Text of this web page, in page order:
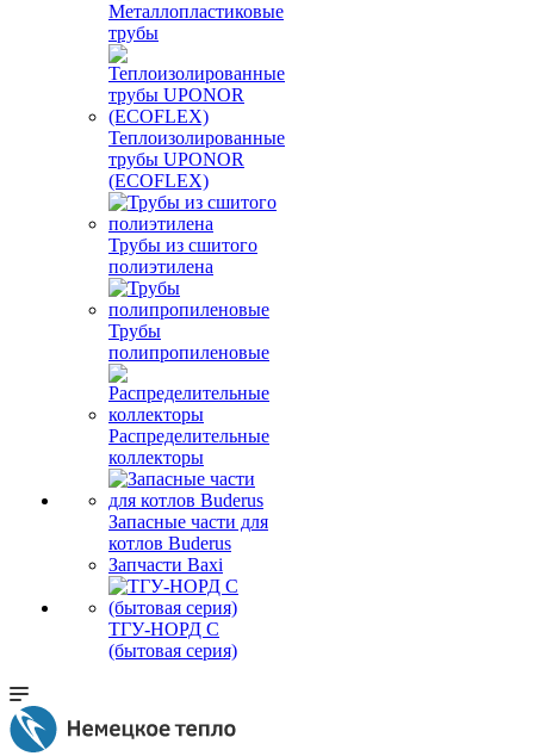
Металлопластиковые
трубы
Теплоизолированные
трубы UPONOR
(ECOFLEX)
Трубы из сшитого
полиэтилена
Трубы
полипропиленовые
Распределительные
коллекторы
Запасные части для
котлов Buderus
Запчасти Baxi
ТГУ-НОРД С
(бытовая серия)